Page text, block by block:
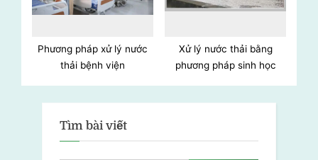
Phương pháp xử lý nước
thải bệnh viện
Xử lý nước thải bằng
phương pháp sinh học
Tìm bài viết